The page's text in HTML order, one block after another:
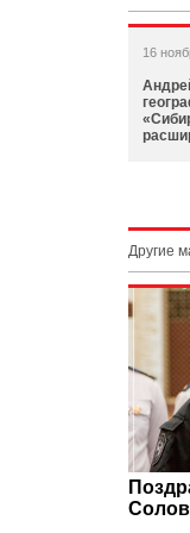
16
Другие